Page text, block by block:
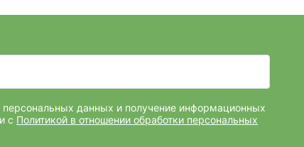
персональных данных и получение информационных
с Политикой в отношении обработки персональных